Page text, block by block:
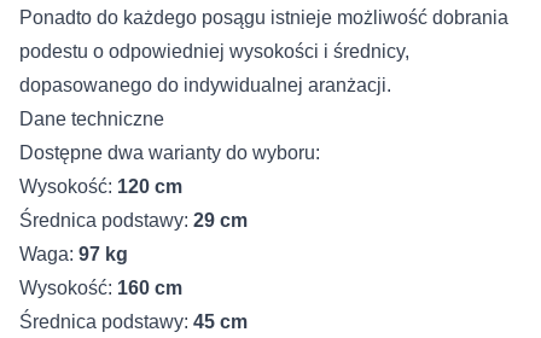
Ponadto do każdego posągu istnieje możliwość dobrania
podestu o odpowiedniej wysokości i średnicy,
dopasowanego do indywidualnej aranżacji.
Dane techniczne
Dostępne dwa warianty do wyboru:
Wysokość: 120 cm
Średnica podstawy: 29 cm
Waga: 97 kg
Wysokość: 160 cm
Średnica podstawy: 45 cm